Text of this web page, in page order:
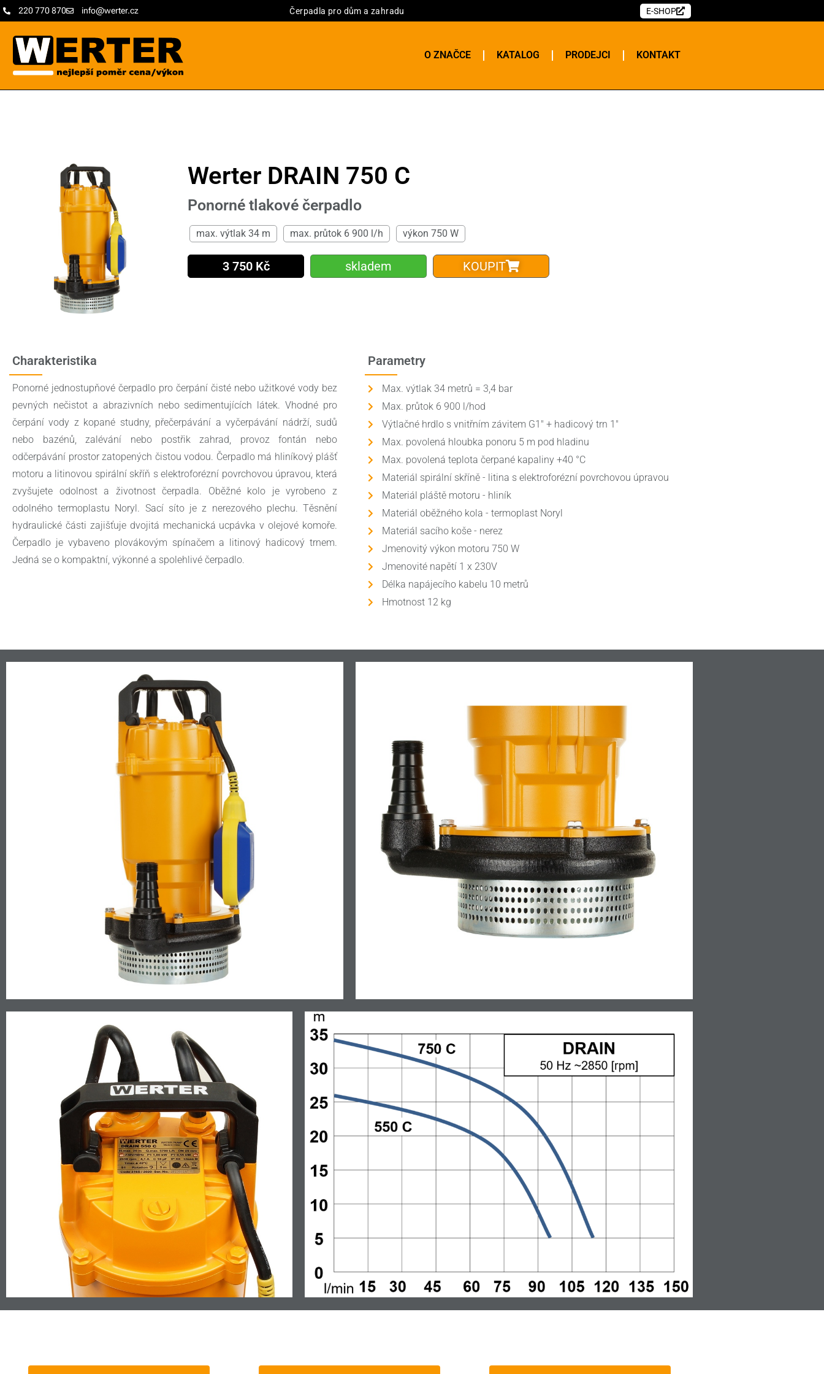
220 770 870 info@werter.cz Čerpadla pro dům a zahradu E-SHOP
O ZNAČCE KATALOG PRODEJCI KONTAKT
Werter DRAIN 750 C
Ponorné tlakové čerpadlo
max. výtlak 34 m max. průtok 6 900 l/h výkon 750 W
3 750 Kč skladem KOUPIT
Charakteristika
Ponorné jednostupňové čerpadlo pro čerpání čisté nebo užitkové vody bez
pevných nečistot a abrazivních nebo sedimentujících látek. Vhodné pro
čerpání vody z kopané studny, přečerpávání a vyčerpávání nádrží, sudů
nebo bazénů, zalévání nebo postřik zahrad, provoz fontán nebo
odčerpávání prostor zatopených čistou vodou. Čerpadlo má hliníkový plášť
motoru a litinovou spirální skříň s elektroforézní povrchovou úpravou, která
zvyšujete odolnost a životnost čerpadla. Oběžné kolo je vyrobeno z
odolného termoplastu Noryl. Sací síto je z nerezového plechu. Těsnění
hydraulické části zajišťuje dvojitá mechanická ucpávka v olejové komoře.
Čerpadlo je vybaveno plovákovým spínačem a litinový hadicový trnem.
Jedná se o kompaktní, výkonné a spolehlivé čerpadlo.
Parametry
Max. výtlak 34 metrů = 3,4 bar
Max. průtok 6 900 l/hod
Výtlačné hrdlo s vnitřním závitem G1" + hadicový trn 1"
Max. povolená hloubka ponoru 5 m pod hladinu
Max. povolená teplota čerpané kapaliny +40 °C
Materiál spirální skříně - litina s elektroforézní povrchovou úpravou
Materiál pláště motoru - hliník
Materiál oběžného kola - termoplast Noryl
Materiál sacího koše - nerez
Jmenovitý výkon motoru 750 W
Jmenovité napětí 1 x 230V
Délka napájecího kabelu 10 metrů
Hmotnost 12 kg